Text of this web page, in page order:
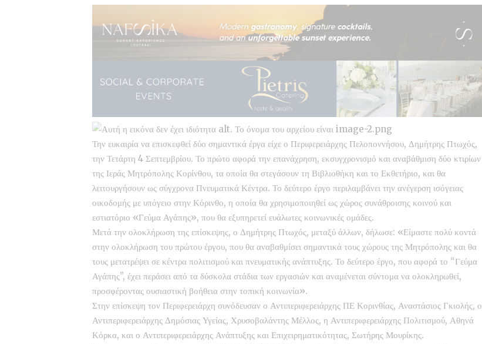
Την ευκαιρία να επισκεφθεί δύο σημαντικά έργα είχε ο Περιφερειάρχης Πελοποννήσου, Δημήτρης Πτωχός,
την Τετάρτη 4 Σεπτεμβρίου. Το πρώτο αφορά την επανάχρηση, εκσυγχρονισμό και αναβάθμιση δύο κτιρίων
της Ιεράς Μητρόπολης Κορίνθου, τα οποία θα στεγάσουν τη Βιβλιοθήκη και το Εκθετήριο, και θα
λειτουργήσουν ως σύγχρονα Πνευματικά Κέντρα. Το δεύτερο έργο περιλαμβάνει την ανέγερση ισόγειας
οικοδομής με υπόγειο στην Κόρινθο, η οποία θα χρησιμοποιηθεί ως χώρος συνάθροισης κοινού και
εστιατόριο «Γεύμα Αγάπης», που θα εξυπηρετεί ευάλωτες κοινωνικές ομάδες.
Μετά την ολοκλήρωση της επίσκεψης, ο Δημήτρης Πτωχός, μεταξύ άλλων, δήλωσε: «Είμαστε πολύ κοντά
στην ολοκλήρωση του πρώτου έργου, που θα αναβαθμίσει σημαντικά τους χώρους της Μητρόπολης και θα
τους μετατρέψει σε κέντρα πολιτισμού και πνευματικής ανάπτυξης. Το δεύτερο έργο, που αφορά το “Γεύμα
Αγάπης”, έχει περάσει από τα δύσκολα στάδια των εργασιών και αναμένεται σύντομα να ολοκληρωθεί,
προσφέροντας ουσιαστική βοήθεια στην τοπική κοινωνία».
Στην επίσκεψη τον Περιφερειάρχη συνόδευσαν ο Αντιπεριφερειάρχης ΠΕ Κορινθίας, Αναστάσιος Γκιολής, ο
Αντιπεριφερειάρχης Δημόσιας Υγείας, Χρυσοβαλάντης Μέλλος, η Αντιπεριφερειάρχης Πολιτισμού, Αθηνά
Κόρκα, και ο Αντιπεριφερειάρχης Ανάπτυξης και Επιχειρηματικότητας, Σωτήρης Μουρίκης.